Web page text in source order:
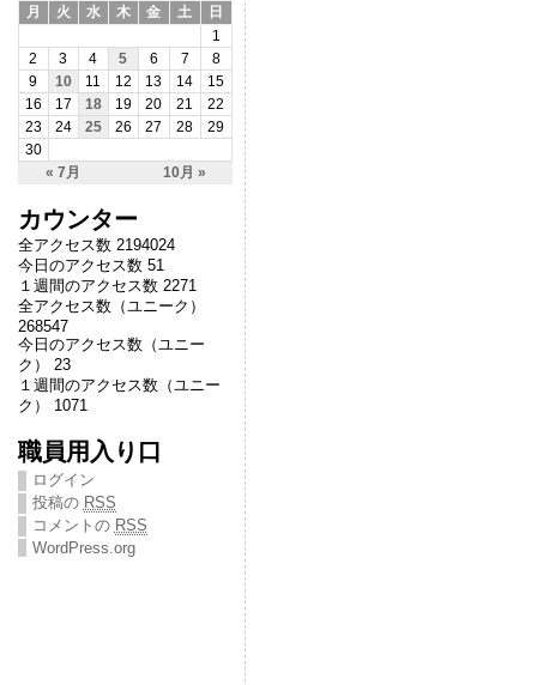
月
火 水 木 金 土 日
« 7月 10月 »
1
2
3 4 5 6 7
8
9
10 11 12 13 14
15
16
17 18 19 20 21
22
23
24 25 26 27 28
29
30
カウンター
全アクセス数 2194024
今日のアクセス数 51
１週間のアクセス数 2271
全アクセス数（ユニーク）
268547
今日のアクセス数（ユニー
ク） 23
１週間のアクセス数（ユニー
ク） 1071
職員用入り口
ログイン
投稿の RSS
コメントの RSS
WordPress.org